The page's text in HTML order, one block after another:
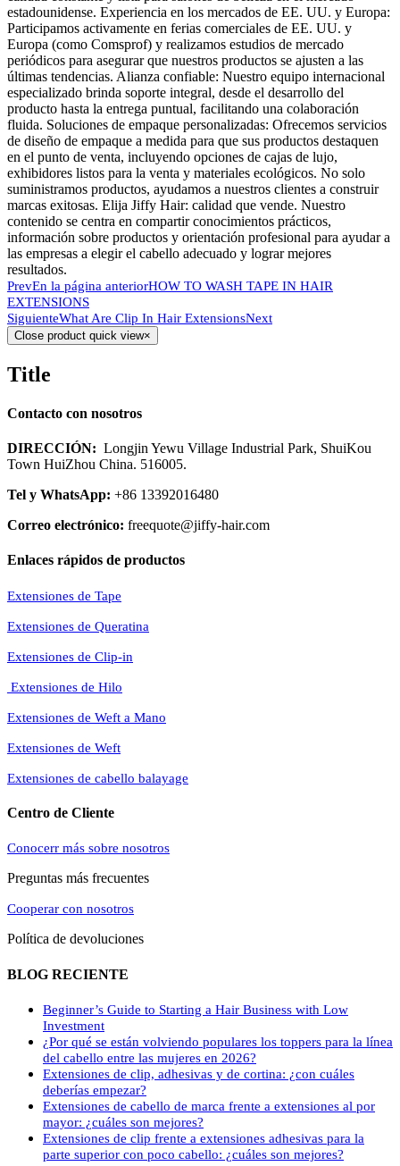
estadounidense. Experiencia en los mercados de EE. UU. y Europa:
Participamos activamente en ferias comerciales de EE. UU. y
Europa (como Comsprof) y realizamos estudios de mercado
periódicos para asegurar que nuestros productos se ajusten a las
últimas tendencias. Alianza confiable: Nuestro equipo internacional
especializado brinda soporte integral, desde el desarrollo del
producto hasta la entrega puntual, facilitando una colaboración
fluida. Soluciones de empaque personalizadas: Ofrecemos servicios
de diseño de empaque a medida para que sus productos destaquen
en el punto de venta, incluyendo opciones de cajas de lujo,
exhibidores listos para la venta y materiales ecológicos. No solo
suministramos productos, ayudamos a nuestros clientes a construir
marcas exitosas. Elija Jiffy Hair: calidad que vende. Nuestro
contenido se centra en compartir conocimientos prácticos,
información sobre productos y orientación profesional para ayudar a
las empresas a elegir el cabello adecuado y lograr mejores
resultados.
PrevEn la página anteriorHOW TO WASH TAPE IN HAIR
EXTENSIONS
SiguienteWhat Are Clip In Hair ExtensionsNext
Close product quick view×
Title
Contacto con nosotros
DIRECCIÓN: Longjin Yewu Village Industrial Park, ShuiKou
Town HuiZhou China. 516005.
Tel y WhatsApp: +86 13392016480
Correo electrónico: freequote@jiffy-hair.com
Enlaces rápidos de productos
Extensiones de Tape
Extensiones de Queratina
Extensiones de Clip-in
Extensiones de Hilo
Extensiones de Weft a Mano
Extensiones de Weft
Extensiones de cabello balayage
Centro de Cliente
Conocerr más sobre nosotros
Preguntas más frecuentes
Cooperar con nosotros
Política de devoluciones
BLOG RECIENTE
Beginner’s Guide to Starting a Hair Business with Low
Investment
¿Por qué se están volviendo populares los toppers para la línea
del cabello entre las mujeres en 2026?
Extensiones de clip, adhesivas y de cortina: ¿con cuáles
deberías empezar?
Extensiones de cabello de marca frente a extensiones al por
mayor: ¿cuáles son mejores?
Extensiones de clip frente a extensiones adhesivas para la
parte superior con poco cabello: ¿cuáles son mejores?